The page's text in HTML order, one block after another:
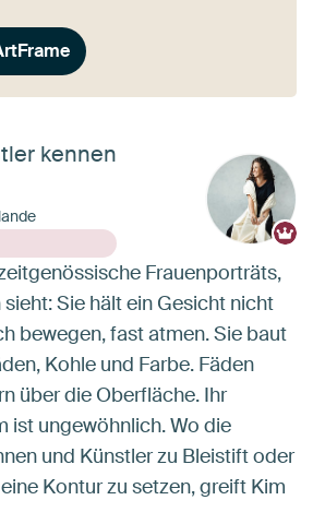
kennen
Frauenporträts,
Sie hält ein Gesicht nicht
bewegen, fast atmen. Sie baut
Kohle und Farbe. Fäden
über die Oberfläche. Ihr
ist ungewöhnlich. Wo die
und Künstler zu Bleistift oder
Kontur zu setzen, greift Kim